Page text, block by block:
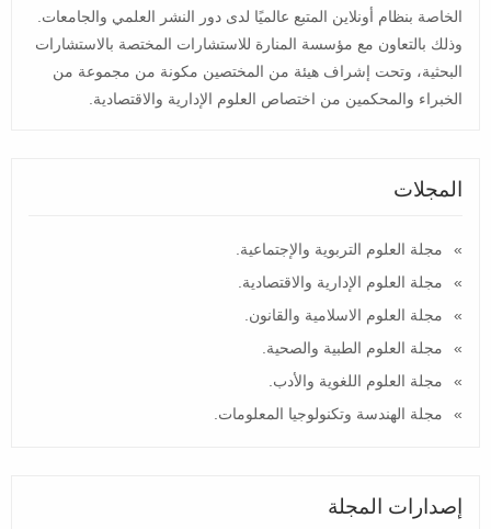
الخاصة بنظام أونلاين المتبع عالميًا لدى دور النشر العلمي والجامعات.
وذلك بالتعاون مع مؤسسة المنارة للاستشارات المختصة بالاستشارات
البحثية، وتحت إشراف هيئة من المختصين مكونة من مجموعة من
الخبراء والمحكمين من اختصاص العلوم الإدارية والاقتصادية.
المجلات
مجلة العلوم التربوية والإجتماعية.
مجلة العلوم الإدارية والاقتصادية.
مجلة العلوم الاسلامية والقانون.
مجلة العلوم الطبية والصحية.
مجلة العلوم اللغوية والأدب.
مجلة الهندسة وتكنولوجيا المعلومات.
إصدارات المجلة